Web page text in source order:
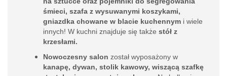
śmieci, szafa z wysuwanymi koszykami,
gniazdka chowane w blacie kuchennym i wiele
innych! W kuchni znajduje się także stół z
krzesłami.
Nowoczesny salon został wyposażony w
kanapę, dywan, stolik kawowy, wiszącą szafkę